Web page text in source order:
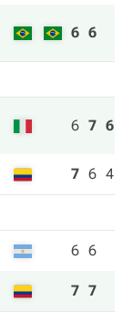
6 6
6 7 6
7 6 4
6 6
7 7